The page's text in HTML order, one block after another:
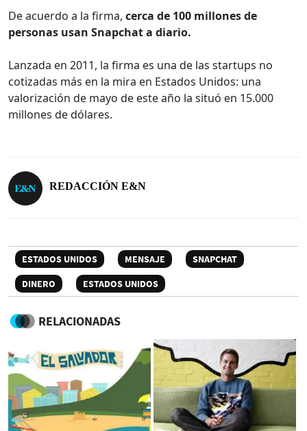
De acuerdo a la firma, cerca de 100 millones de
personas usan Snapchat a diario.
Lanzada en 2011, la firma es una de las startups no
cotizadas más en la mira en Estados Unidos: una
valorización de mayo de este año la situó en 15.000
millones de dólares.
REDACCIÓN E&N
ESTADOS UNIDOS MENSAJE
SNAPCHAT
DINERO
ESTADOS UNIDOS
RELACIONADAS